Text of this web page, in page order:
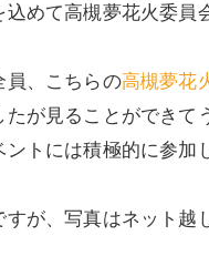
込めて高槻夢花火委員
員、こちらの高槻夢花
たが見ることができて
トには積極的に参加
が、写真はネット越